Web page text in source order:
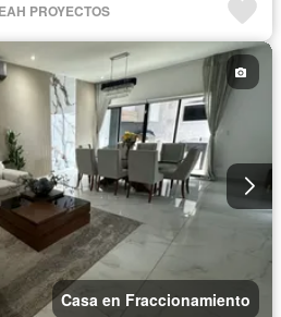
PROYECTOS
Casa en Fraccionamiento